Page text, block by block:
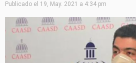
Publicado el 19, May. 2021 a 4:34 pm